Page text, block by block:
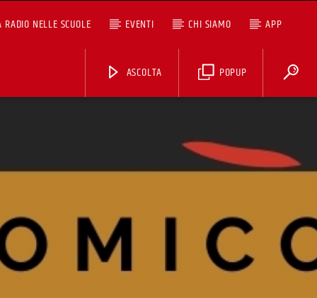
RADIO NELLE SCUOLE EVENTI CHI SIAMO APP
POPUP
ASCOLTA
ASCOLTA TUTTI I PODCAST